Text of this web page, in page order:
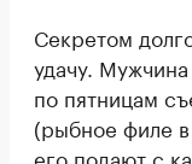
Секретом
удачу.
по пятницам
(рыбное филе
его подают с